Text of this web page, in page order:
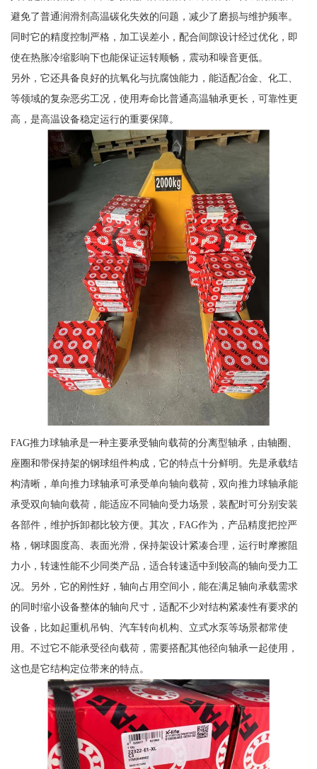
避免了普通润滑剂高温碳化失效的问题，减少了磨损与维护频率。
同时它的精度控制严格，加工误差小，配合间隙设计经过优化，即
使在热胀冷缩影响下也能保证运转顺畅，震动和噪音更低。
另外，它还具备良好的抗氧化与抗腐蚀能力，能适配冶金、化工、
等领域的复杂恶劣工况，使用寿命比普通高温轴承更长，可靠性更
高，是高温设备稳定运行的重要保障。
FAG推力球轴承是一种主要承受轴向载荷的分离型轴承，由轴圈、
座圈和带保持架的钢球组件构成，它的特点十分鲜明。先是承载结
构清晰，单向推力球轴承可承受单向轴向载荷，双向推力球轴承能
承受双向轴向载荷，能适应不同轴向受力场景，装配时可分别安装
各部件，维护拆卸都比较方便。其次，FAG作为，产品精度把控严
格，钢球圆度高、表面光滑，保持架设计紧凑合理，运行时摩擦阻
力小，转速性能不少同类产品，适合转速适中到较高的轴向受力工
况。另外，它的刚性好，轴向占用空间小，能在满足轴向承载需求
的同时缩小设备整体的轴向尺寸，适配不少对结构紧凑性有要求的
设备，比如起重机吊钩、汽车转向机构、立式水泵等场景都常使
用。不过它不能承受径向载荷，需要搭配其他径向轴承一起使用，
这也是它结构定位带来的特点。